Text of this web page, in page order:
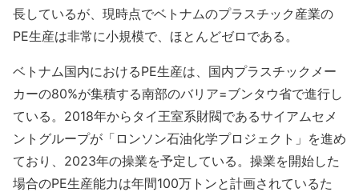
長しているが、現時点でベトナムのプラスチック産業の
PE生産は非常に小規模で、ほとんどゼロである。
ベトナム国内におけるPE生産は、国内プラスチックメー
カーの80%が集積する南部のバリア=ブンタウ省で進行し
ている。2018年からタイ王室系財閥であるサイアムセメ
ントグループが「ロンソン石油化学プロジェクト」を進め
ており、2023年の操業を予定している。操業を開始した
場合のPE生産能力は年間100万トンと計画されているた